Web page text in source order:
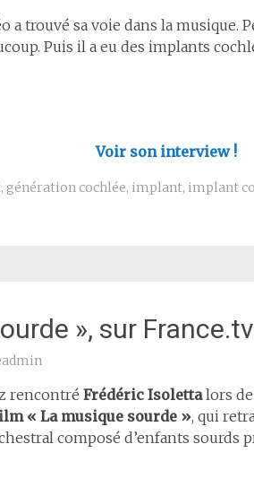
a trouvé sa voie dans la musique.
Puis il a eu des implants
Voir son interview !
, génération cochlée, implant, implant
», sur France.tv
rencontré Frédéric Isolettalors
« La musique sourde », qui
composé d’enfants sourds